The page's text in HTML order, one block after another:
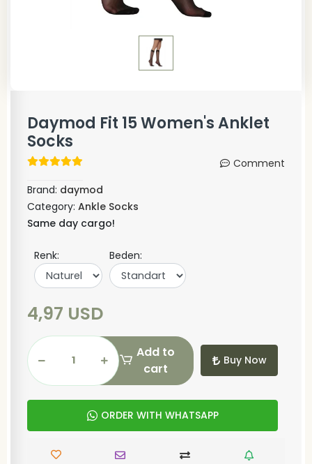
Daymod Fit 15 Women's Anklet
Socks
Comment
Brand: daymod
Category: Ankle Socks
Same day cargo!
Renk: Beden:
4,97 USD
Add to
cart
Buy Now
ORDER WITH WHATSAPP